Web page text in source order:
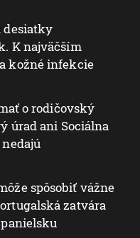
desiatky
K najväčším
kožné infekcie
o rodičovský
úrad ani Sociálna
spôsobiť vážne
zatvára